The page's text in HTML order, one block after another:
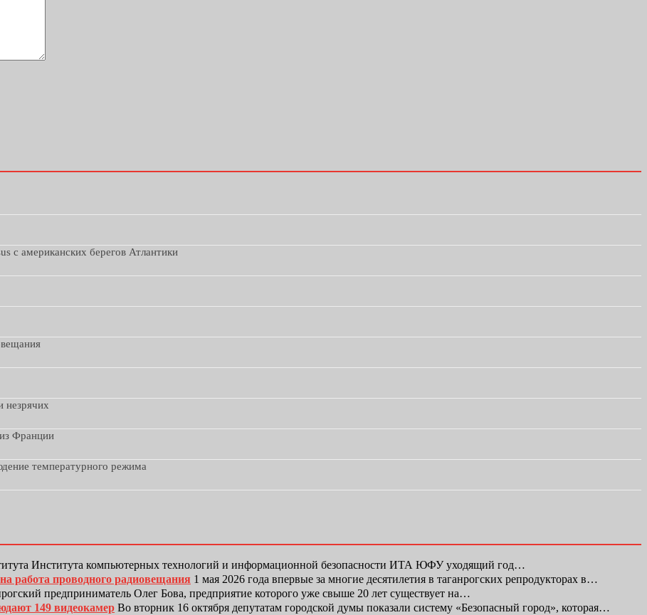
с американских берегов Атлантики
незрячих
Франции
температурного режима
Института компьютерных технологий и информационной безопасности ИТА ЮФУ уходящий год…
работа проводного радиовещания 1 мая 2026 года впервые за многие десятилетия в таганрогских репродукторах в…
предприниматель Олег Бова, предприятие которого уже свыше 20 лет существует на…
149 видеокамер Во вторник 16 октября депутатам городской думы показали систему «Безопасный город», которая…